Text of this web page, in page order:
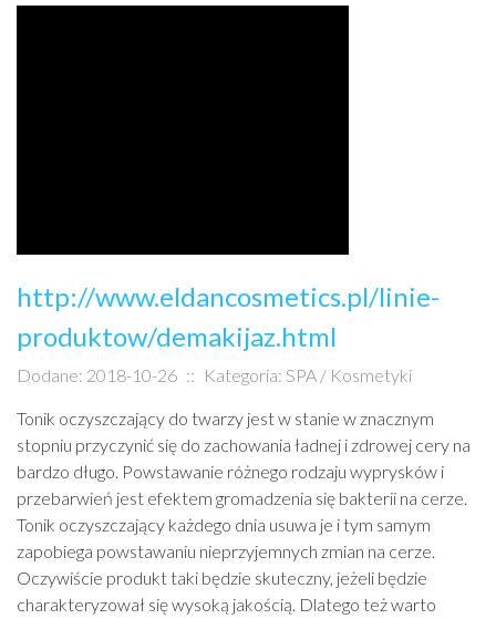
http://www.eldancosmetics.pl/linie-
produktow/demakijaz.html
Dodane: 2018-10-26 :: Kategoria: SPA / Kosmetyki
Tonik oczyszczający do twarzy jest w stanie w znacznym
stopniu przyczynić się do zachowania ładnej i zdrowej cery na
bardzo długo. Powstawanie różnego rodzaju wyprysków i
przebarwień jest efektem gromadzenia się bakterii na cerze.
Tonik oczyszczający każdego dnia usuwa je i tym samym
zapobiega powstawaniu nieprzyjemnych zmian na cerze.
Oczywiście produkt taki będzie skuteczny, jeżeli będzie
charakteryzował się wysoką jakością. Dlatego też warto